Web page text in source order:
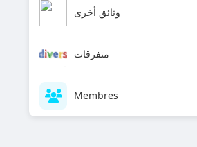
وثائق أخرى
متفرقات
Membres